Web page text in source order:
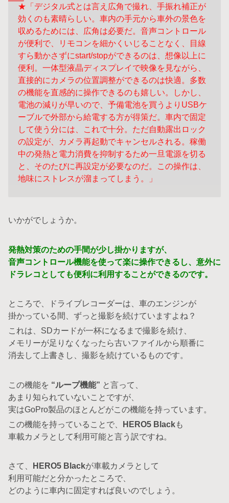
★「デジタル式とは言え広角で撮れ、手振れ補正が
効くのも素晴らしい。車内の手元から車外の景色を
収めるためには、広角は必要だ。音声コントロール
が便利で、
リモコンを細かくいじることなく、目線
すら動かさずにstart/stopができるのは、想像以上に
便利。一体型液晶ディスプレイで映像を見ながら、
直接的にカメラの位置調整ができるのは快適。多数
の機能を直感的に操作できるのも嬉しい。しかし、
電池の減りが早いので、予備電池を買うよりUSBケ
ーブルで外部から給電する方が得策だ。車内で固定
して使う分には、これで十分。ただ自動露出ロック
の設定が、
カメラ再起動でキャンセルされる。稼働
中の発熱と電力消費を抑制するため一旦 電源を切る
と、そのたびに再設定が必要なのだ。この操作は、
地味にストレスが溜まってしまう。」
いかがでしょうか。
発熱対策のための手間が少し掛かりますが、
音声コントロール機能を使って楽に操作できるし、意外に
ドラレコとしても便利に利用することができるのです。
ところで、ドライブレコーダーは、車のエンジンが
掛かっている間、ずっと撮影を続けていますよね？
これは、SDカードが一杯になるまで撮影を続け、
メモリーが足りなくなったら古いファイルから順番に
消去して上書きし、撮影を続けているものです。
この機能を “ループ機能” と言って、
あまり知られていないことですが、
実はGoPro製品のほとんどがこの機能を持っています。
この機能を持っていることで、
HERO5 Blackも
車載カメラとして利用可能と言う訳ですね。
さて、 HERO5 Blackが車載カメラとして
利用可能だと分かったところで、
どのように車内に固定すれば良いのでしょう。